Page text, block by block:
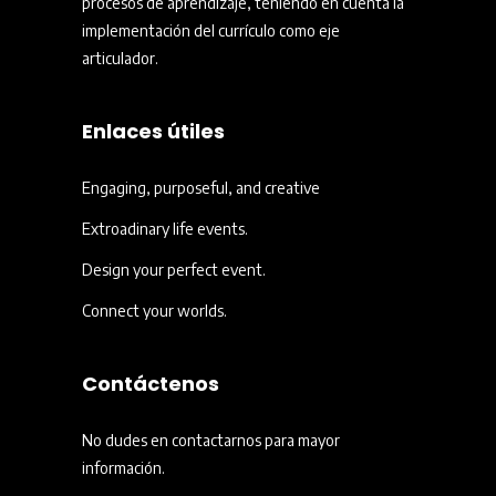
implementación del currículo como eje
articulador.
Enlaces útiles
Engaging, purposeful, and creative
Extroadinary life events.
Design your perfect event.
Connect your worlds.
Contáctenos
No dudes en contactarnos para mayor
información.